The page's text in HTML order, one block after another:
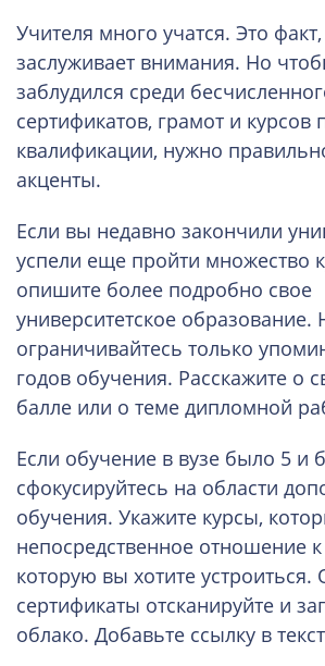
Учителя много учатся. Это
заслуживает внимания. Но
заблудился среди
сертификатов, грамот и
квалификации, нужно
акценты.
Если вы недавно закончили
успели еще пройти множество
опишите более подробно свое
университетское образование.
ограничивайтесь только
годов обучения. Расскажите о
балле или о теме дипломной
Если обучение в вузе было 5 и
сфокусируйтесь на области
обучения. Укажите курсы,
непосредственное отношение
которую вы хотите устроиться.
сертификаты отсканируйте и
облако. Добавьте ссылку в